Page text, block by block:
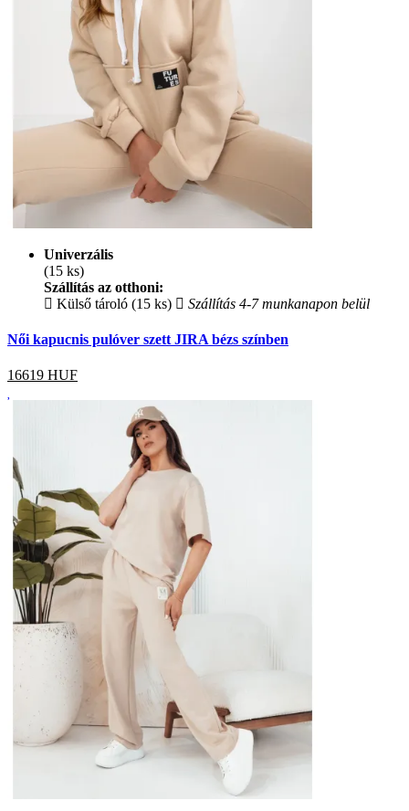
Univerzális
(15 ks)
Szállítás az otthoni:
Külső tároló (15 ks)
Szállítás 4-7 munkanapon belül
Női kapucnis pulóver szett JIRA bézs színben
16619 HUF